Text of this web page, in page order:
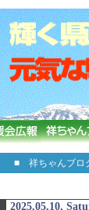
■ 祥ちゃんブロ
2025,05,10,